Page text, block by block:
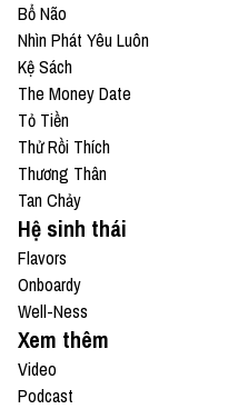
Bổ Não
Nhìn Phát Yêu Luôn
Kệ Sách
The Money Date
Tỏ Tiền
Thử Rồi Thích
Thương Thân
Tan Chảy
Hệ sinh thái
Flavors
Onboardy
Well-Ness
Xem thêm
Video
Podcast